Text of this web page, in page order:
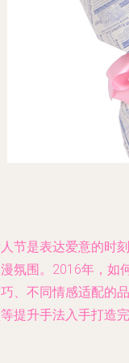
节是表达爱意的时
氛围。2016年，如
、不同情感适配的
提升手法入手打造